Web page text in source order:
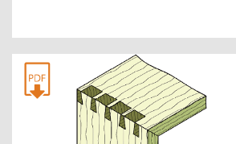
[Cocoon] About (Text with Image)